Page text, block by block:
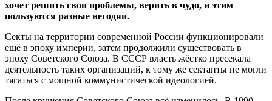
хочет решить свои проблемы, верить в чудо, и этим
пользуются разные негодяи.
Секты на территории современной России функционировали
ещё в эпоху империи, затем продолжили существовать в
эпоху Советского Союза. В СССР власть жёстко пресекала
деятельность таких организаций, к тому же сектанты не могли
тягаться с мощной коммунистической идеологией.